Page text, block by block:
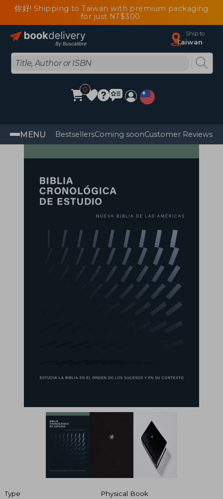
你好! Shipping to Taiwan with premium packaging
for just NT$300
Ship to
Taiwan
0
MENU BestsellersComing soonCustomer Reviews
Type
Physical Book